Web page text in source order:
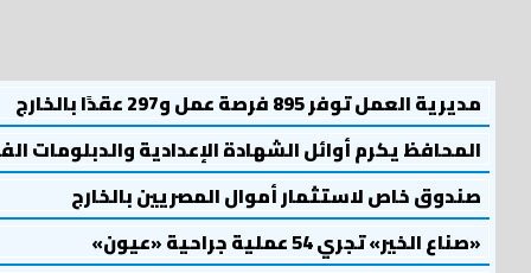
مديرية العمل توفر 895 فرصة عمل و297 عقدًا بالخارج
المحافظ يكرم أوائل الشهادة الإعدادية والدبلومات
صندوق خاص لاستثمار أموال المصريين بالخارج
«صناع الخير» تجري 54 عملية جراحية «عيون»